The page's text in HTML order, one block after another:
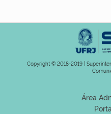
Copyright © 2018-2019 |
Área